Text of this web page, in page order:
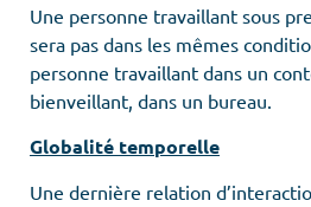
Une personne travaillant sous
sera pas dans les mêmes
personne travaillant dans un
bienveillant, dans un bureau.
Globalité temporelle
Une dernière relation